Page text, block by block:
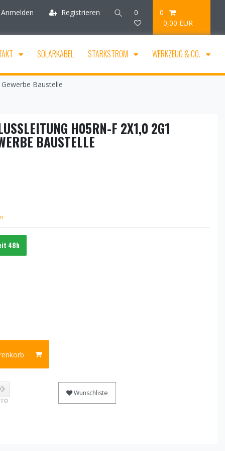
Anmelden Registrieren 0
0
0,00 EUR
SOLARKABEL STARKSTROM WERKZEUG & CO.
Baustelle
H05RN-F 2X1,0 2G1 S
BAUSTELLE
48h
Wunschliste